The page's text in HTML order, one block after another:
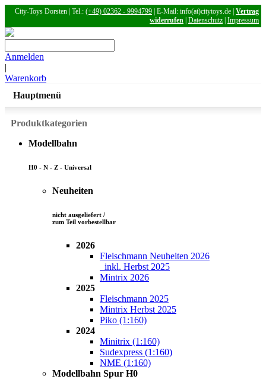
City-Toys Dorsten | Tel.: (+49) 02362 - 9994799 | E-Mail: info(at)citytoys.de | Vertrag
widerrufen Datenschutz Impressum
Anmelden
|
Warenkorb
Hauptmenü
Produktkategorien
Modellbahn
H0 - N - Z - Universal
Neuheiten
nicht ausgeliefert /
zum Teil vorbestellbar
2026
Fleischmann Neuheiten 2026
inkl. Herbst 2025
Mintrix 2026
2025
Fleischmann 2025
Mintrix Herbst 2025
Piko (1:160)
2024
Minitrix (1:160)
Sudexpress (1:160)
NME (1:160)
Modellbahn Spur H0